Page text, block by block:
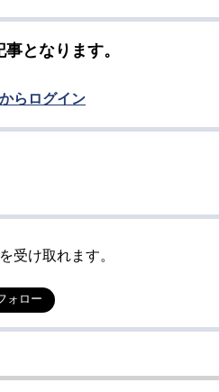
となります。
らログイン
受け取れます。
ォロー